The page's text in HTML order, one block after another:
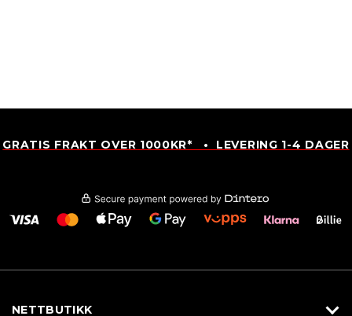
GRATIS FRAKT OVER 1000KR* • LEVERING 1-4 DAGER
NETTBUTIKK